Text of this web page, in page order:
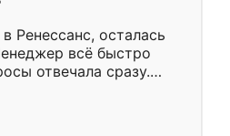
только здесь.
Ренессанс, осталась
всё быстро
отвечала сразу.
субботу, подошёл к
Собрали
аккуратно, даже